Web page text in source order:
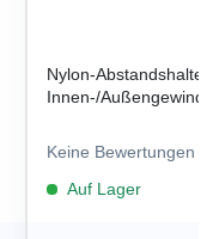
Nylon-
Innen-/Außengewinde
Keine Bewertungen
Auf Lager